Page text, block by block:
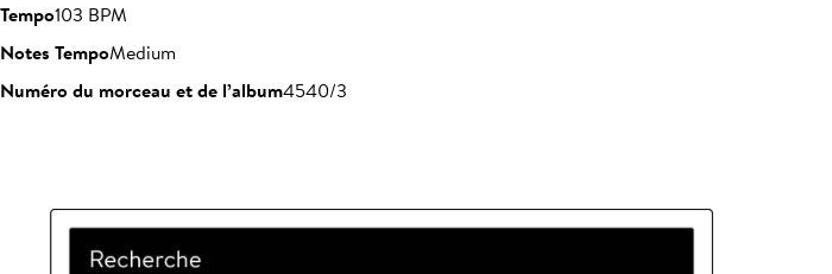
Tempo103 BPM
Notes TempoMedium
Numéro du morceau et de l’album4540/3